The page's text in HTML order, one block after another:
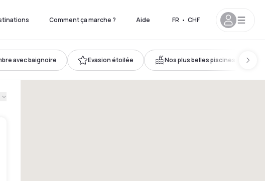
Comment ça marche ? Aide FR • CHF
avec baignoire Evasion étoilée Nos plus belles piscines